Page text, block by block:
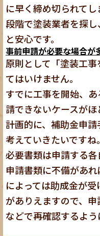
に早く締め切られて
段階で塗装業者を探
と安心です。
事前申請が必要な場合が
原則として「塗装工
てはいけません。
すでに工事を開始、
請できないケースがほ
計画的に、補助金申
考えていきたいですね。
必要書類は申請する各
申請書類に不備があ
によっては助成金が
がありえますので、
などで再確認するよう